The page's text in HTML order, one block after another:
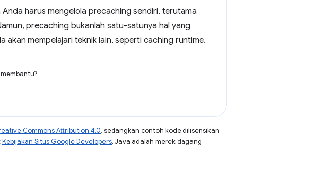
harus mengelola precaching sendiri, terutama
precaching bukanlah satu-satunya hal yang
akan mempelajari teknik lain, seperti caching runtime.
Commons Attribution 4.0, sedangkan contoh kode dilisensikan
Kebijakan Situs Google Developers. Java adalah merek dagang